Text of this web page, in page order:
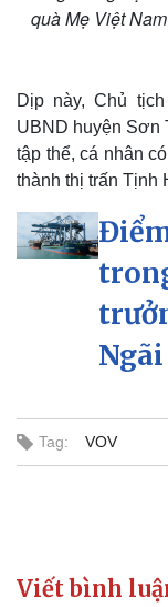
Doanh nghiệp
Doanh nghiệp 24h
Doanh nhân
Vì cộng đồng
quà Mẹ Việt
Dịp này, Chủ
UBND huyện Sơn
tập thể, cá nhân
thành thị trấn Tịnh
Ngãi
Tag: VOV
Viết bình